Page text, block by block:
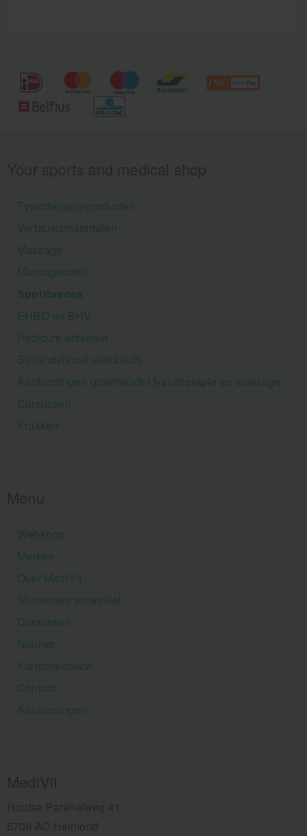
Fysiotherapieproducten
Verbruiksmaterialen
Massage
Massagetafels
Sportbraces
EHBO en BHV
Pedicure artikelen
Behandelstoel elektrisch
Aanbiedingen groothandel fysiotherapie en massage
Cursussen
Krukken
Webshop
Merken
Over MediVit
Showroom en winkel
Cursussen
Nieuws
Klantenservice
Contact
Aanbiedingen